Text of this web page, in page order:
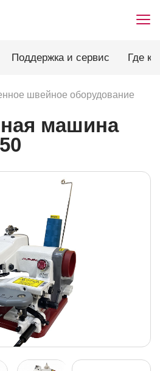
Поддержка и сервис Где
швейное оборудование
машина